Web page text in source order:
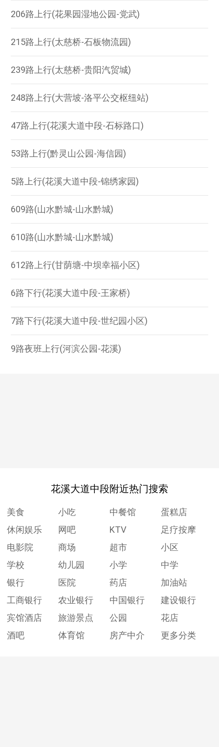
206路上行(花果园湿地公园-党武)
215路上行(太慈桥-石板物流园)
239路上行(太慈桥-贵阳汽贸城)
248路上行(大营坡-洛平公交枢纽站)
47路上行(花溪大道中段-石标路口)
53路上行(黔灵山公园-海信园)
5路上行(花溪大道中段-锦绣家园)
609路(山水黔城-山水黔城)
610路(山水黔城-山水黔城)
612路上行(甘荫塘-中坝幸福小区)
6路下行(花溪大道中段-王家桥)
7路下行(花溪大道中段-世纪园小区)
9路夜班上行(河滨公园-花溪)
花溪大道中段附近热门搜索
美食 小吃 中餐馆
蛋糕店
休闲娱乐
网吧 KTV
足疗按摩
电影院
商场 超市
小区
学校
幼儿园 小学
中学
银行
医院 药店
加油站
工商银行
农业银行 中国银行
建设银行
宾馆酒店
旅游景点 公园
花店
酒吧
体育馆 房产中介 更多分类